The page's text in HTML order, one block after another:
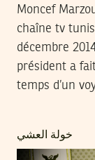
Moncef
chaîne tv
décembre
président a
temps d’un
خولة العشي